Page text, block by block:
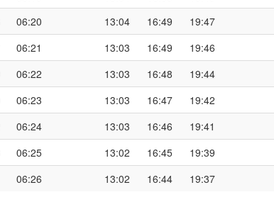
06:20 13:04 16:49 19:47
06:21 13:03 16:49 19:46
06:22 13:03 16:48 19:44
06:23 13:03 16:47 19:42
06:24 13:03 16:46 19:41
06:25 13:02 16:45 19:39
06:26 13:02 16:44 19:37